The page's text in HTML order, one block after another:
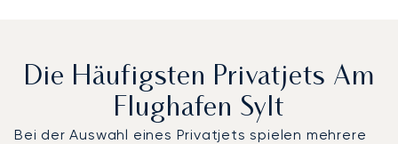
Die Häufigsten Privatjets Am
Flughafen Sylt
Bei der Auswahl eines Privatjets spielen mehrere